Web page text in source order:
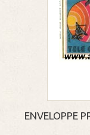
ENVELOPPE